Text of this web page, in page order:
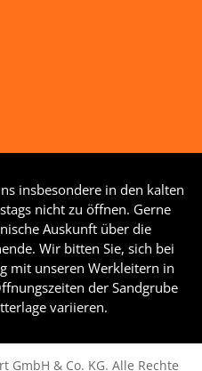
insbesondere in den kalten
nicht zu öffnen. Gerne
Auskunft über die
Wir bitten Sie, sich bei
mit unseren Werkleitern in
der Sandgrube
variieren.
GmbH & Co. KG. Alle Rechte